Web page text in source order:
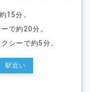
15分。
で約20分。
シーで約5分。
駅近い